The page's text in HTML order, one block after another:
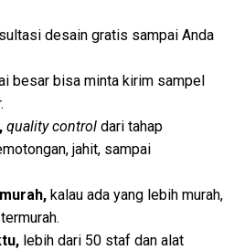
desain gratis sampai Anda
besar bisa minta kirim sampel
quality control dari tahap
jahit, sampai
kalau ada yang lebih murah,
lebih dari 50 staf dan alat